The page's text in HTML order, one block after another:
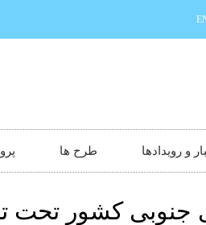
و رویدادها طرح ها
کشور تحت